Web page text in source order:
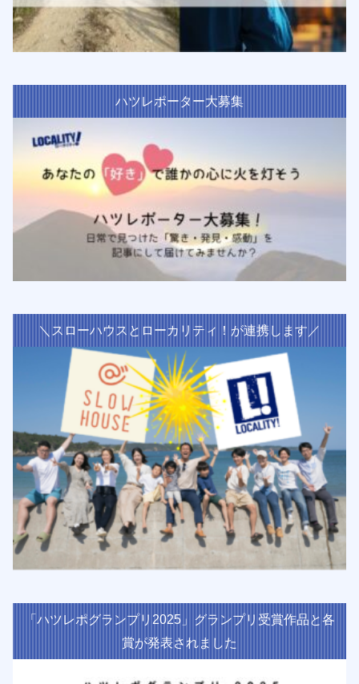
ハツレポーター大募集
＼スローハウスとローカリティ！が連携します／
「ハツレポグランプリ2025」グランプリ受賞作品と各
賞が発表されました